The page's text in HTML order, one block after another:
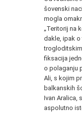
šovenski
mogla
„Teritorij na
dakle, ipak o
fiksacija
o polaganju
Ali, s kojim
balkanskih
Ivan Aralica,
aspolutno